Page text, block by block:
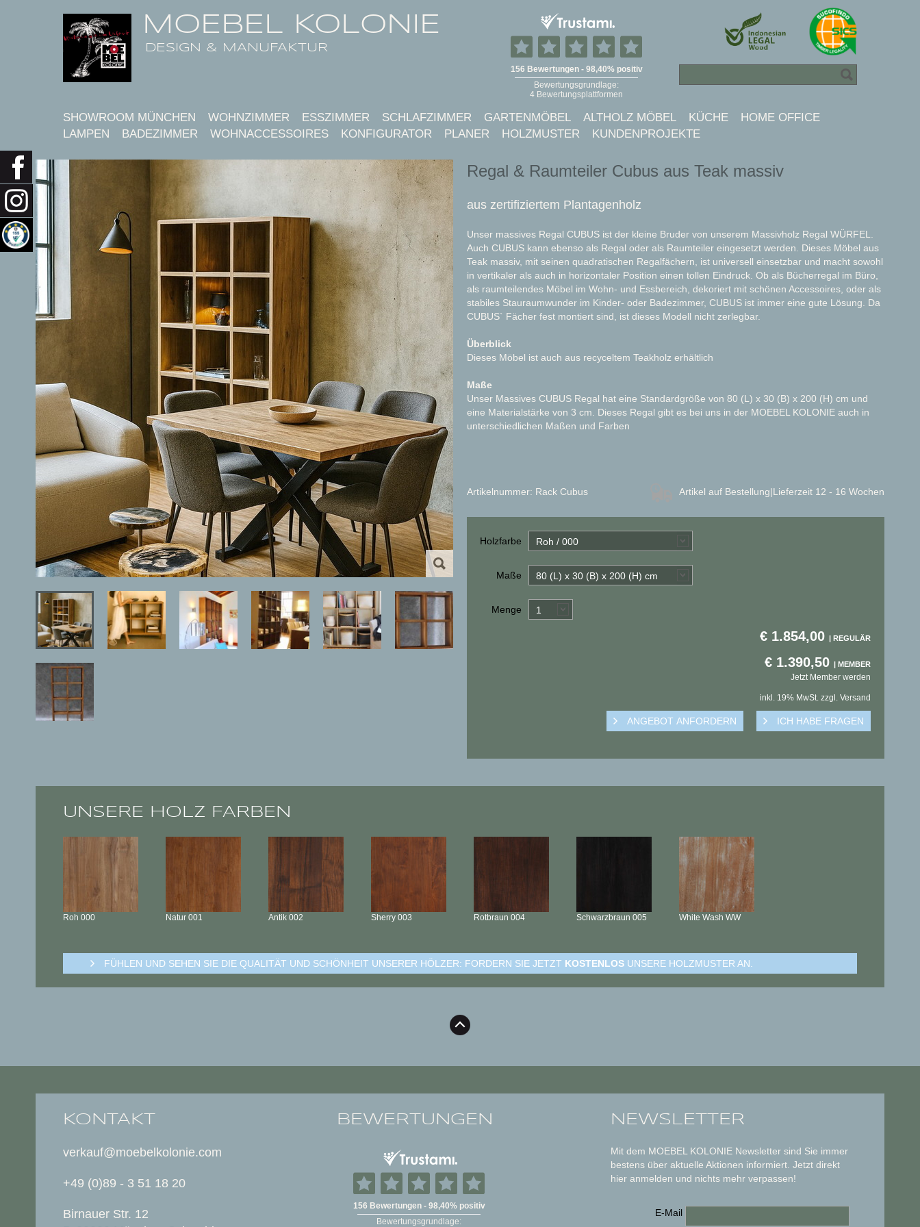
MOEBEL KOLONIE
DESIGN & MANUFAKTUR
SHOWROOM MÜNCHEN WOHNZIMMER ESSZIMMER SCHLAFZIMMER GARTENMÖBEL ALTHOLZ MÖBEL KÜCHE
HOME OFFICE
LAMPEN
BADEZIMMER WOHNACCESSOIRES KONFIGURATOR PLANER HOLZMUSTER KUNDENPROJEKTE
Regal & Raumteiler Cubus aus Teak massiv
aus zertifiziertem Plantagenholz
Unser massives Regal CUBUS ist der kleine Bruder von unserem Massivholz Regal WÜRFEL.
Auch CUBUS kann ebenso als Regal oder als Raumteiler eingesetzt werden. Dieses Möbel aus
Teak massiv, mit seinen quadratischen Regalfächern, ist universell einsetzbar und macht sowohl
in vertikaler als auch in horizontaler Position einen tollen Eindruck. Ob als Bücherregal im Büro,
als raumteilendes Möbel im Wohn- und Essbereich, dekoriert mit schönen Accessoires, oder als
stabiles Stauraumwunder im Kinder- oder Badezimmer, CUBUS ist immer eine gute Lösung. Da
CUBUS` Fächer fest montiert sind, ist dieses Modell nicht zerlegbar.
Überblick
Dieses Möbel ist auch aus recyceltem Teakholz erhältlich
Maße
Unser Massives CUBUS Regal hat eine Standardgröße von 80 (L) x 30 (B) x 200 (H) cm und
eine Materialstärke von 3 cm. Dieses Regal gibt es bei uns in der MOEBEL KOLONIE auch in
unterschiedlichen Maßen und Farben
Artikelnummer: Rack Cubus Artikel auf Bestellung|Lieferzeit 12 - 16 Wochen
Holzfarbe Roh / 000
Maße 80 (L) x 30 (B) x 200 (H) cm
Menge 1
€ 1.854,00
€ 1.390,50
Jetzt Member werden
inkl. 19% MwSt. zzgl. Versand
UNSERE HOLZ FARBEN
Roh 000 Natur 001 Antik 002 Sherry 003 Rotbraun 004 Schwarzbraun 005 White Wash WW
FÜHLEN UND SEHEN SIE DIE QUALITÄT UND SCHÖNHEIT UNSERER HÖLZER: FORDERN SIE JETZT KOSTENLOS UNSERE HOLZMUSTER AN.
KONTAKT
verkauf@moebelkolonie.com
+49 (0)89 - 3 51 18 20
Birnauer Str. 12
BEWERTUNGEN NEWSLETTER
Mit dem MOEBEL KOLONIE Newsletter sind Sie immer
bestens über aktuelle Aktionen informiert. Jetzt direkt
hier anmelden und nichts mehr verpassen!
E-Mail